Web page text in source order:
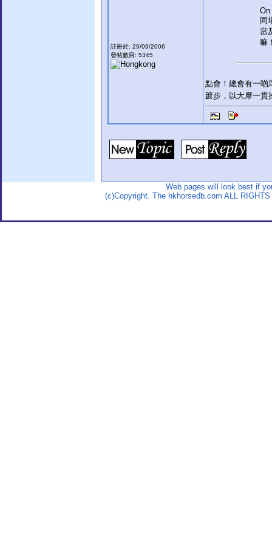
註冊於: 29/09/2006
發帖數目: 5345
On
同
當
嘛
點會！總會有一啲
踱步，以大摩一貫
Web pages will look best if
(c)Copyright. The hkhorsedb.com ALL